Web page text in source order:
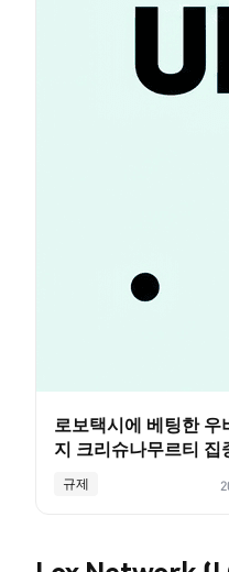
로보택시에 베팅한 우
지 크리슈나무르티 집
규제